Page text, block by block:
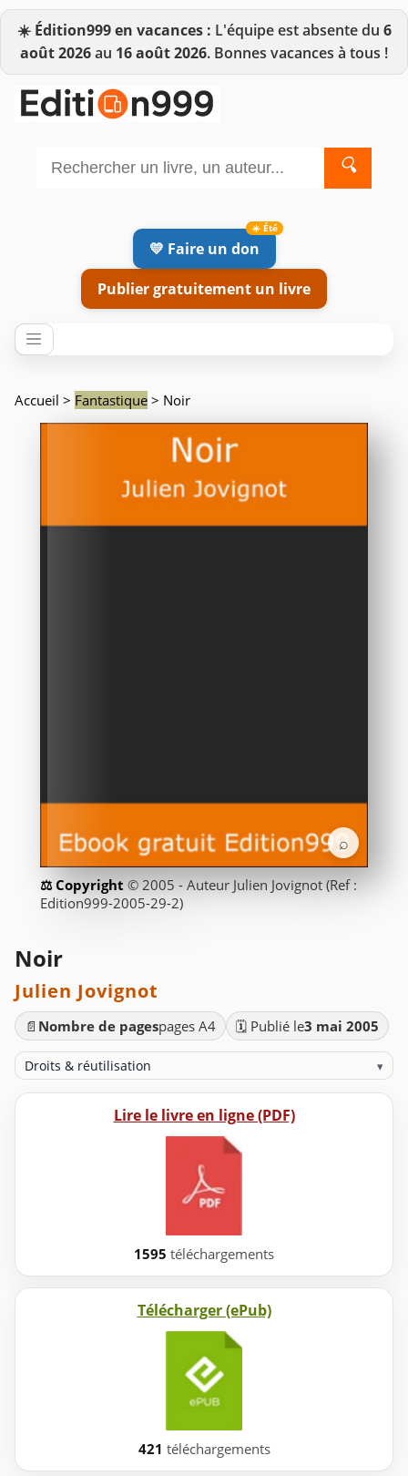
☀️ Édition999 en vacances : L'équipe est absente du 6
août 2026au 16 août 2026. Bonnes vacances à tous !
🔍
💛 Faire un don
Publier gratuitement un livre
Accueil > Fantastique > Noir
⌕
© 2005 - Auteur Julien Jovignot (Ref :
Edition999-2005-29-2)
Noir
Julien Jovignot
📄 Nombre de pagespages A4 🗓️ Publié le3 mai 2005
Droits & réutilisation ▾
Lire le livre en ligne (PDF)
1595 téléchargements
Télécharger (ePub)
421 téléchargements